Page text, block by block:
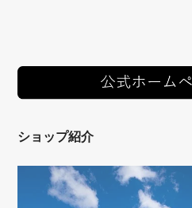
ショップ紹介